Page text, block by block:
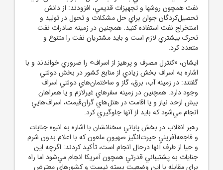
نفت همچون روشها و تجهيزات قديمي، افزودند: از دانش
تحصيل‌کردگان جوان براي حل مشکلات و تحول در توليد و
استخراج نفت استفاده کنيد. همچنين در زمينه صادرات نفت
تحرک بيشتري لازم است و بايد مشتريان نفت را متنوع و
متعدد کرد.
ايشان، «کنترل مصرف و پرهيز از اسراف» را ضروري خواندند و با
اشاره به اسراف بخش زيادي از منابع کشور در بخش دولتي
گفتند: در زمينه آب، برق، گاز و ساختمان‌هاي دولتي اسراف
وجود دارد. همچنين در زمينه سفرهاي غيرلازم و يا همراهان
بيش ازحد نياز و يا اقامت در هتل‌هاي گران‌قيمت، اسراف‌هايي
انجام مي‌شود که بايد از آنها جلوگيري کرد.
رهبر انقلاب در بخش پاياني سخنانشان با اشاره به انبوه جنايات
و فاجعه‌آفريني حيرت‌انگيز صهيونِ ملعون که با اعلام بدون شرم
و حيا از طرف آنها درحال انجام است، تأکيد کردند: اگرچه اين
جنايات به پشتيباني قدرتي همچون آمريکا انجام مي‌شود اما راه
براي مقابله با اين وضعيت بسته نيست و کشورهاي معترض